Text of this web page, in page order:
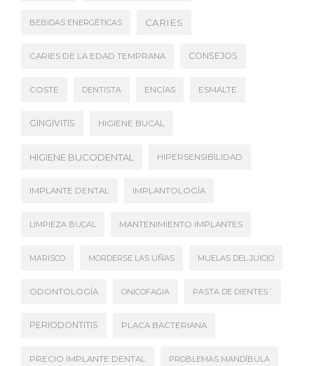
BEBIDAS ENERGÉTICAS CARIES
CARIES DE LA EDAD TEMPRANA CONSEJOS
COSTE DENTISTA ENCÍAS ESMALTE
GINGIVITIS HIGIENE BUCAL
HIGIENE BUCODENTAL HIPERSENSIBILIDAD
IMPLANTE DENTAL IMPLANTOLOGÍA
LIMPIEZA BUCAL MANTENIMIENTO IMPLANTES
MARISCO MORDERSE LAS UÑAS MUELAS DEL JUICIO
ODONTOLOGÍA ONICOFAGIA PASTA DE DIENTES´
PERIODONTITIS PLACA BACTERIANA
PRECIO IMPLANTE DENTAL PROBLEMAS MANDÍBULA